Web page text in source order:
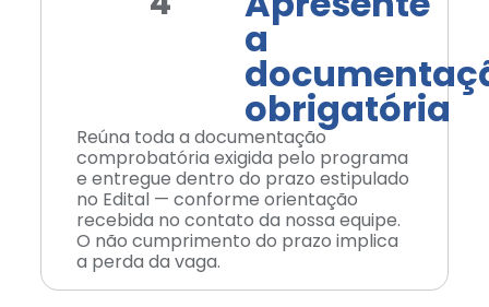
a
obrigatória
Reúna toda a documentação
comprobatória exigida pelo programa
e entregue dentro do prazo estipulado
no Edital — conforme orientação
recebida no contato da nossa equipe.
O não cumprimento do prazo implica
a perda da vaga.